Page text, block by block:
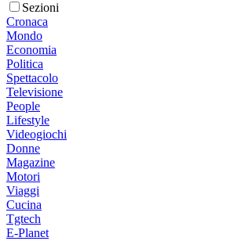
Sezioni
Cronaca
Mondo
Economia
Politica
Spettacolo
Televisione
People
Lifestyle
Videogiochi
Donne
Magazine
Motori
Viaggi
Cucina
Tgtech
E-Planet